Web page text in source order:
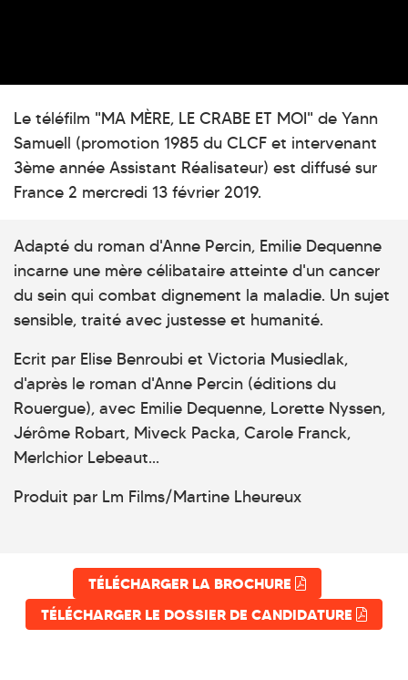
Le téléfilm "MA MÈRE, LE CRABE ET MOI" de Yann
Samuell (promotion 1985 du CLCF et intervenant
3ème année Assistant Réalisateur) est diffusé sur
France 2 mercredi 13 février 2019.
Adapté du roman d'Anne Percin, Emilie Dequenne
incarne une mère célibataire atteinte d'un cancer
du sein qui combat dignement la maladie. Un sujet
sensible, traité avec justesse et humanité.
Ecrit par Elise Benroubi et Victoria Musiedlak,
d'après le roman d'Anne Percin (éditions du
Rouergue), avec Emilie Dequenne, Lorette Nyssen,
Jérôme Robart, Miveck Packa, Carole Franck,
Merlchior Lebeaut...
Produit par Lm Films/Martine Lheureux
TÉLÉCHARGER LA BROCHURE
TÉLÉCHARGER LE DOSSIER DE CANDIDATURE